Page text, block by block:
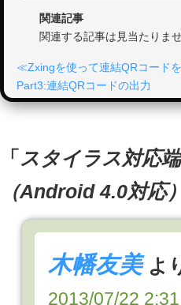
関連記事
関連する記事は見当たりませ
Zxingを使って連結QRコード
Part3:連結QRコードの出力
「 スタイラス対応
（Android 4.0対応）
木幡友美 よ
2013/07/22